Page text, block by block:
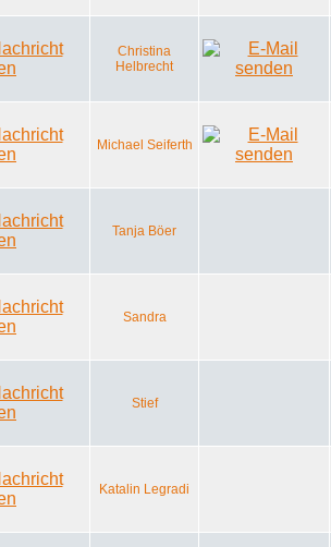
Christina
Helbrecht
Michael Seiferth
Tanja Böer
Sandra
Stief
Katalin Legradi